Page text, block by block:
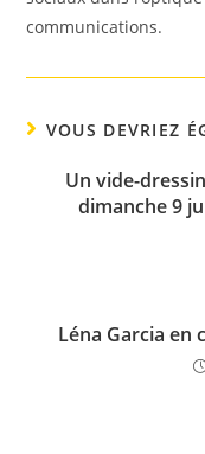
communications.
VOUS DEVRIEZ
Un vide-
dimanche 9
Léna Garcia en